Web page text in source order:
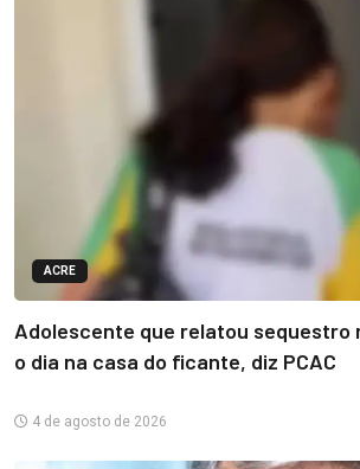
ACRE
Adolescente que relatou sequestro
o dia na casa do ficante, diz PCAC
4 de agosto de 2026